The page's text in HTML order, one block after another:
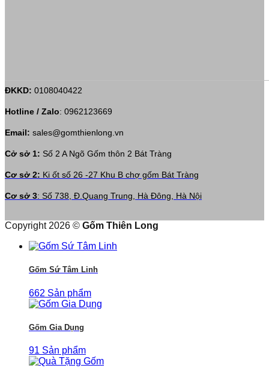
ĐKKD: 0108040422
Hotline / Zalo: 0962123669
Email: sales@gomthienlong.vn
Cở sở 1: Số 2 A Ngõ Gốm thôn 2 Bát Tràng
Cơ sở 2: Ki ốt số 26 -27 Khu B chợ gốm Bát Tràng
Cơ sở 3: Số 738, Đ.Quang Trung, Hà Đông, Hà Nội
Copyright 2026 © Gốm Thiên Long
Gốm Sứ Tâm Linh
662 Sản phẩm
Gốm Gia Dụng
91 Sản phẩm